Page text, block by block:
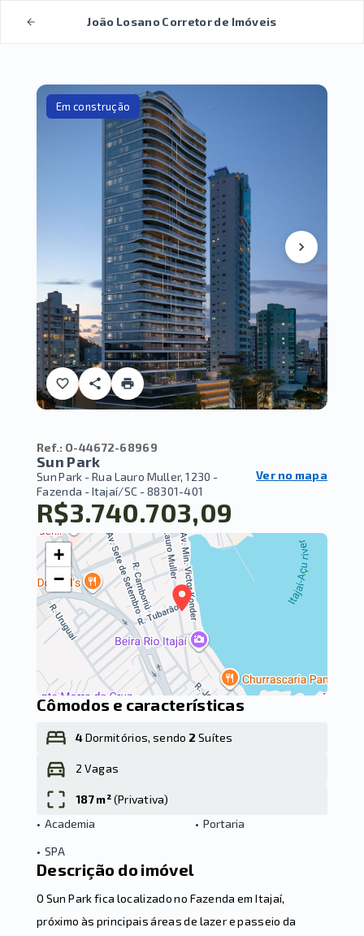
João Losano Corretor de Imóveis
Em construção
Ref.: O-44672-68969
Sun Park
Sun Park -Rua Lauro Muller, 1230 -
Fazenda - Itajaí/SC - 88301-401
Ver no mapa
R$3.740.703,09
+
−
Cômodos e características
4Dormitórios, sendo 2 Suítes
2 Vagas
187 m²(Privativa)
• Academia • Portaria
• SPA
Descrição do imóvel
O Sun Park fica localizado no Fazenda em Itajaí,
próximo às principais áreas de lazer e passeio da